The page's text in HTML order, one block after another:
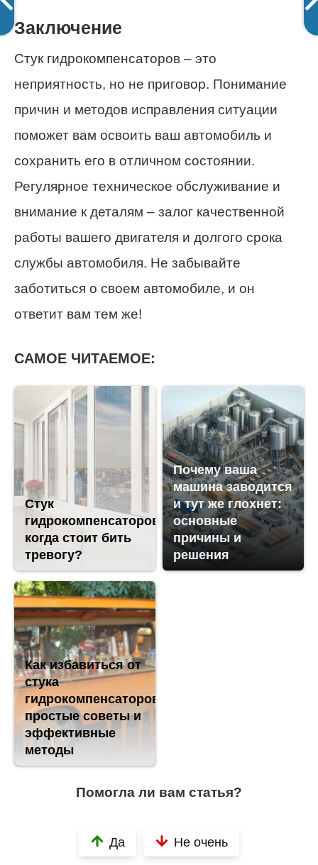
Заключение
Стук гидрокомпенсаторов – это
неприятность, но не приговор. Понимание
причин и методов исправления ситуации
поможет вам освоить ваш автомобиль и
сохранить его в отличном состоянии.
Регулярное техническое обслуживание и
внимание к деталям – залог качественной
работы вашего двигателя и долгого срока
службы автомобиля. Не забывайте
заботиться о своем автомобиле, и он
ответит вам тем же!
САМОЕ ЧИТАЕМОЕ:
Стук
гидрокомпенсаторов:
когда стоит бить
тревогу?
Почему ваша
машина заводится
и тут же глохнет:
основные
причины и
решения
Как избавиться от
стука
гидрокомпенсаторов:
простые советы и
эффективные
методы
Помогла ли вам статья?
Да Не очень